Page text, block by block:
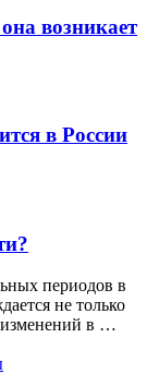
возникает
в России
периодов в
не только
в …